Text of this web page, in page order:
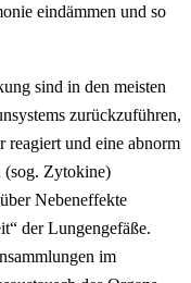
eindämmen und so
sind in den meisten
zurückzuführen,
reagiert und eine abnorm
(sog. Zytokine)
Nebeneffekte
der Lungengefäße.
im